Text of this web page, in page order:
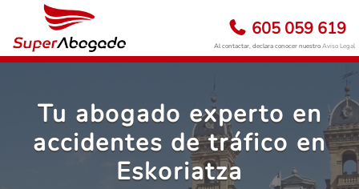
605 059 619
Al contactar, declara conocer nuestroAviso Legal
Tu abogado experto en
accidentes de tráfico en
Eskoriatza